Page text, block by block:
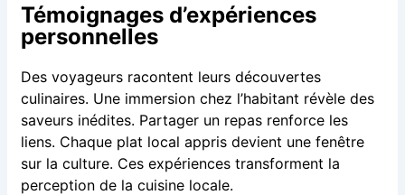
Témoignages d’expériences
personnelles
Des voyageurs racontent leurs découvertes
culinaires. Une immersion chez l’habitant révèle des
saveurs inédites. Partager un repas renforce les
liens. Chaque plat local appris devient une fenêtre
sur la culture. Ces expériences transforment la
perception de la cuisine locale.